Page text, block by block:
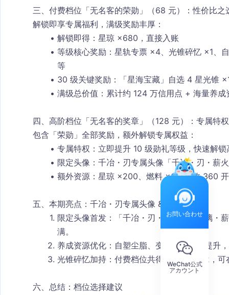
三、付费档位「无名客的荣勋」（68 元）：性价比之
解锁即享专属福利，满级奖励丰厚：
解锁即得：星琼 ×680，直接入账
等级核心奖励 ：星轨专票 ×4、光锥碎忆 ×1、
等
30 级关键奖励 ：「星海宝藏」自选 4 星光锥
满级总价值 ：累计约 124 万信用点 + 海量养
四、高阶档位「无名客的奖章」（128 元）：专属特
包含「荣勋」全部奖励，额外解锁专属权益：
专属特权 ：立即提升 10 级勋礼等级，快速解
限定头像 ：千冶・刃专属头像「千冶・刃・薪
额外资源：星琼 ×200、燃料 ×6（等效 360
五、本期亮点：千冶・刃专属头像 & 资源升级
限定头像首发：「千冶・刃・薪火」「云璃・
满。
养成资源优化：自塑尘脂、变量骰子数量提升
光锥碎忆加持：付费档位共得光锥碎忆 ×2，
六、总结：档位选择建议
お問い合わせ
WeChat公式
アカウント